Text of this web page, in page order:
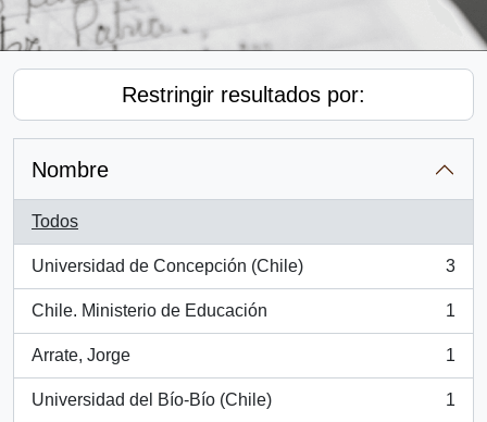
Restringir resultados por:
Nombre
Todos
Universidad de Concepción (Chile)
, 3 resultados
3
Chile. Ministerio de Educación
, 1 resultados
1
Arrate, Jorge
, 1 resultados
1
Universidad del Bío-Bío (Chile)
, 1 resultados
1